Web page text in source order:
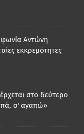
Αντώνη
εκκρεμότητες
στο δεύτερο
σ' αγαπώ»